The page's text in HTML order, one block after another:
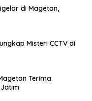
di Magetan,
Misteri CCTV di
Terima